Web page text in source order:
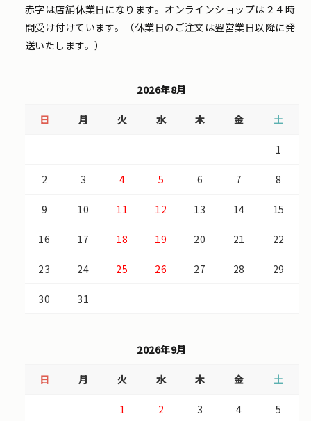
赤字は店舗休業日になります。オンラインショップは２４時
間受け付けています。（休業日のご注文は翌営業日以降に発
送いたします。）
2026年8月
日 月 火 水 木 金 土
1
2 3 4 5 6 7 8
9 10 11 12 13 14 15
16 17 18 19 20 21 22
23 24 25 26 27 28 29
30 31
2026年9月
日 月 火 水 木 金 土
1 2 3 4 5